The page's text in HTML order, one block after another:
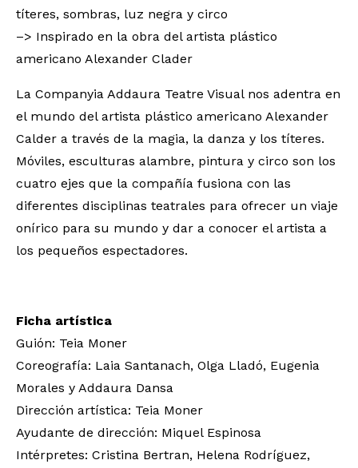
títeres, sombras, luz negra y circo
–> Inspirado en la obra del artista plástico
americano Alexander Clader
La Companyia Addaura Teatre Visual nos adentra en
el mundo del artista plástico americano Alexander
Calder a través de la magia, la danza y los títeres.
Móviles, esculturas alambre, pintura y circo son los
cuatro ejes que la compañía fusiona con las
diferentes disciplinas teatrales para ofrecer un viaje
onírico para su mundo y dar a conocer el artista a
los pequeños espectadores.
Ficha artística
Guión: Teia Moner
Coreografía: Laia Santanach, Olga Lladó, Eugenia
Morales y Addaura Dansa
Dirección artística: Teia Moner
Ayudante de dirección: Miquel Espinosa
Intérpretes: Cristina Bertran, Helena Rodríguez,